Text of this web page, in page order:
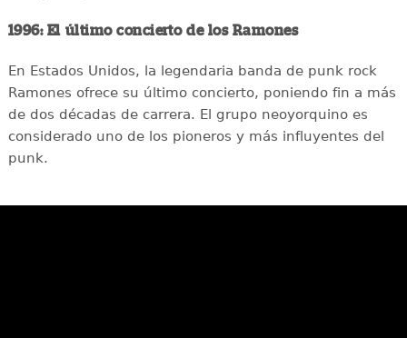
1996: El último concierto de los Ramones
En Estados Unidos, la legendaria banda de punk rock
Ramones ofrece su último concierto, poniendo fin a más
de dos décadas de carrera. El grupo neoyorquino es
considerado uno de los pioneros y más influyentes del
punk.